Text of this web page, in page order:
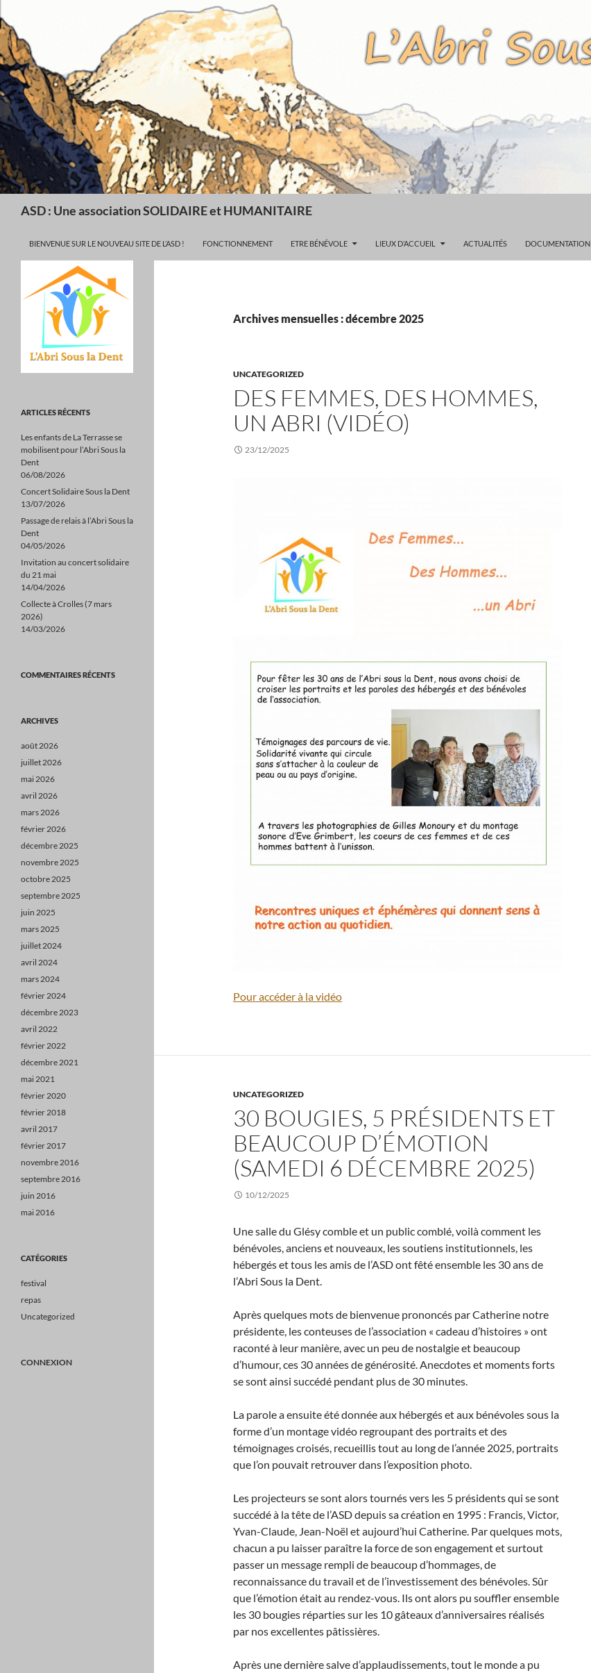
ASD : Une association SOLIDAIRE et HUMANITAIRE
BIENVENUE SUR LE NOUVEAU SITE DE L’ASD !
FONCTIONNEMENT ETRE BÉNÉVOLE LIEUX D’ACCUEIL ACTUALITÉS DOCUMENTATION
Archives mensuelles : décembre 2025
UNCATEGORIZED
DES FEMMES, DES HOMMES,
UN ABRI (VIDÉO)
23/12/2025
Pour accéder à la vidéo
UNCATEGORIZED
30 BOUGIES, 5 PRÉSIDENTS ET
BEAUCOUP D’ÉMOTION
(SAMEDI 6 DÉCEMBRE 2025)
10/12/2025
Une salle du Glésy comble et un public comblé, voilà comment les
bénévoles, anciens et nouveaux, les soutiens institutionnels, les
hébergés et tous les amis de l’ASD ont fêté ensemble les 30 ans de
l’Abri Sous la Dent.
Après quelques mots de bienvenue prononcés par Catherine notre
présidente, les conteuses de l’association « cadeau d’histoires » ont
raconté à leur manière, avec un peu de nostalgie et beaucoup
d’humour, ces 30 années de générosité. Anecdotes et moments forts
se sont ainsi succédé pendant plus de 30 minutes.
La parole a ensuite été donnée aux hébergés et aux bénévoles sous la
forme d’un montage vidéo regroupant des portraits et des
témoignages croisés, recueillis tout au long de l’année 2025, portraits
que l’on pouvait retrouver dans l’exposition photo.
Les projecteurs se sont alors tournés vers les 5 présidents qui se sont
succédé à la tête de l’ASD depuis sa création en 1995 : Francis, Victor,
Yvan-Claude, Jean-Noël et aujourd’hui Catherine. Par quelques mots,
chacun a pu laisser paraître la force de son engagement et surtout
passer un message rempli de beaucoup d’hommages, de
reconnaissance du travail et de l’investissement des bénévoles. Sûr
que l’émotion était au rendez-vous. Ils ont alors pu souffler ensemble
les 30 bougies réparties sur les 10 gâteaux d’anniversaires réalisés
par nos excellentes pâtissières.
Après une dernière salve d’applaudissements, tout le monde a pu
ARTICLES RÉCENTS
Les enfants de La Terrasse se
mobilisent pour l’Abri Sous la
Dent
06/08/2026
Concert Solidaire Sous la Dent
13/07/2026
Passage de relais à l’Abri Sous la
Dent
04/05/2026
Invitation au concert solidaire
du 21 mai
14/04/2026
Collecte à Crolles (7 mars
2026)
14/03/2026
COMMENTAIRES RÉCENTS
ARCHIVES
août 2026
juillet 2026
mai 2026
avril 2026
mars 2026
février 2026
décembre 2025
novembre 2025
octobre 2025
septembre 2025
juin 2025
mars 2025
juillet 2024
avril 2024
mars 2024
février 2024
décembre 2023
avril 2022
février 2022
décembre 2021
mai 2021
février 2020
février 2018
avril 2017
février 2017
novembre 2016
septembre 2016
juin 2016
mai 2016
CATÉGORIES
festival
repas
Uncategorized
CONNEXION